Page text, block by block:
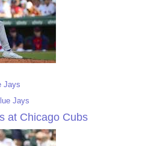
Jays
Jays
at Chicago Cubs